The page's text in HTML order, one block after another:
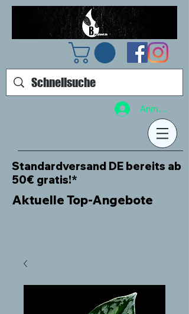
Anmelden
Standardversand DE bereits ab
50€ gratis!*
Aktuelle Top-Angebote